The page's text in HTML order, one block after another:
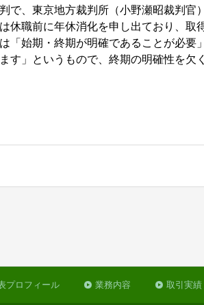
で、東京地方裁判所（小野瀬昭裁判
休職前に年休消化を申し出ており、
「始期・終期が明確であることが必
す」というもので、終期の明確性を欠
プロフィール 業務内容 取引実績